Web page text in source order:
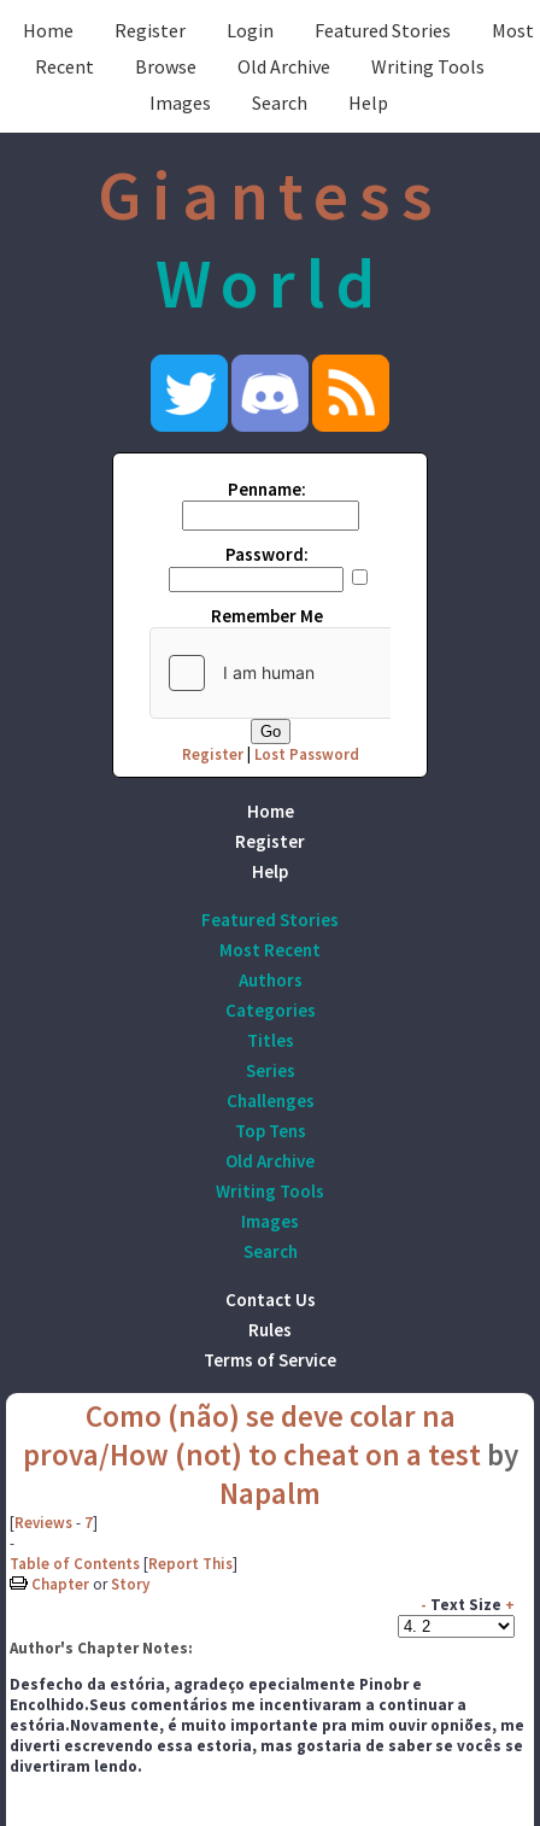
Home Register Login Featured Stories
Most
Recent
Browse Old Archive
Writing Tools
Images
Search Help
Giantess
World
Penname:
Password:
Remember Me
Register| Lost Password
Home
Register
Help
Featured Stories
Most Recent
Authors
Categories
Titles
Series
Challenges
Top Tens
Old Archive
Writing Tools
Images
Search
Contact Us
Rules
Terms of Service
Como (não) se deve colar na
prova/How (not) to cheat on a testby
Napalm
[Reviews- 7]
-
Table of Contents[Report This]
Chapter orStory
- Text Size +
Author's Chapter Notes:
Desfecho da estória, agradeço epecialmente Pinobr e
Encolhido.Seus comentários me incentivaram a continuar a
estória.Novamente, é muito importante pra mim ouvir opniões, me
diverti escrevendo essa estoria, mas gostaria de saber se vocês se
divertiram lendo.